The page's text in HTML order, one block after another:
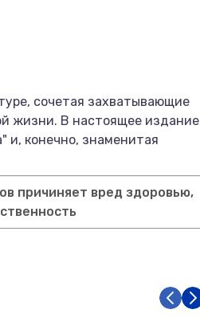
сочетая захватывающие
жизни. В настоящее издание
и, конечно, знаменитая
причиняет вред здоровью,